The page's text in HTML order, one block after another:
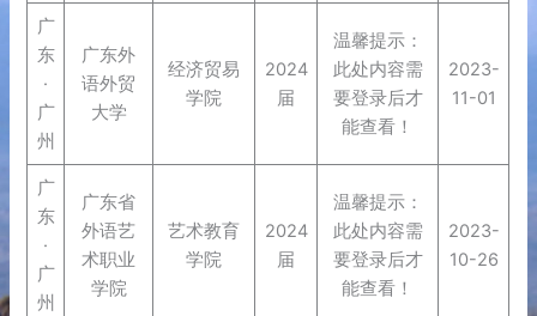
广
东
·
广
州
广东外
语外贸
大学
经济贸易
学院
2024
届
温馨提示：
此处内容需
要登录后才
能查看！
2023-
11-01
广
东
·
广
州
广东省
外语艺
术职业
学院
艺术教育
学院
2024
届
温馨提示：
此处内容需
要登录后才
能查看！
2023-
10-26